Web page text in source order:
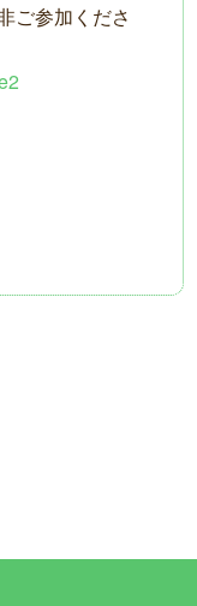
ご参加くださ